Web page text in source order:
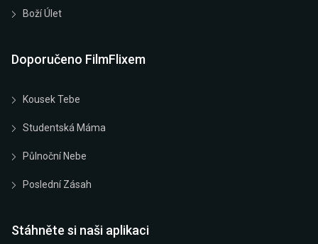
Boží Úlet
Doporučeno FilmFlixem
Kousek Tebe
Studentská Máma
Půlnoční Nebe
Poslední Zásah
Stáhněte si naši aplikaci